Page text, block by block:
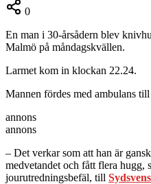
0
En man i 30-årsådern blev
Malmö på måndagskvällen.
Larmet kom in klockan 22.24.
Mannen fördes med ambulans
annons
annons
– Det verkar som att han är
medvetandet och fått flera hugg,
jourutredningsbefäl, till